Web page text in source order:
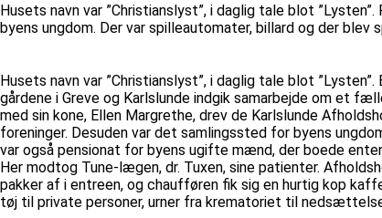
Husets navn var ”Christianslyst”, i daglig tale blot
byens ungdom. Der var spilleautomater, billard og der blev
Husets navn var ”Christianslyst”, i daglig tale blot
gårdene i Greve og Karlslunde indgik samarbejde om et
med sin kone, Ellen Margrethe, drev de Karlslunde
foreninger. Desuden var det samlingssted for byens
var også pensionat for byens ugifte mænd, der boede
Her modtog Tune-lægen, dr. Tuxen, sine patienter.
pakker af i entreen, og chaufføren fik sig en hurtig kop
tøj til private personer, urner fra krematoriet til